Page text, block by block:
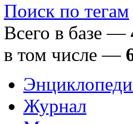
Поиск по тегам
Всего в базе —
в том числе—
Журнал